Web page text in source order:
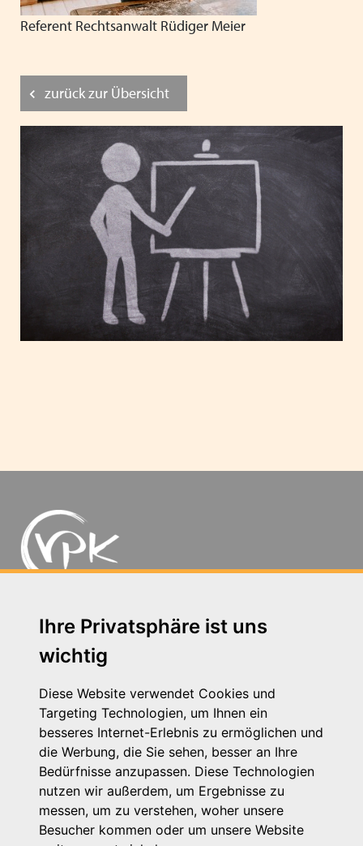
Ihre Privatsphäre ist uns
wichtig
Diese Website verwendet Cookies und
Targeting Technologien, um Ihnen ein
besseres Internet-Erlebnis zu ermöglichen und
die Werbung, die Sie sehen, besser an Ihre
Bedürfnisse anzupassen. Diese Technologien
nutzen wir außerdem, um Ergebnisse zu
messen, um zu verstehen, woher unsere
Besucher kommen oder um unsere Website
Referent Rechtsanwalt Rüdiger Meier
zurück zur Übersicht
Michaelkirchstr. 17/18 - 10179 Berlin
Telefon: 030 – 58 58 17 16 01
E-Mail: info@vpk.de
Presse
Kontakt
Impressum
Datenschutzhinweis
Login